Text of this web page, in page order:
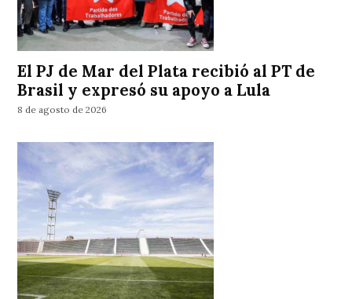
El PJ de Mar del Plata recibió al PT de
Brasil y expresó su apoyo a Lula
8 de agosto de 2026